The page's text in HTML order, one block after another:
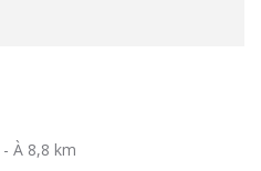
- À 8,8 km